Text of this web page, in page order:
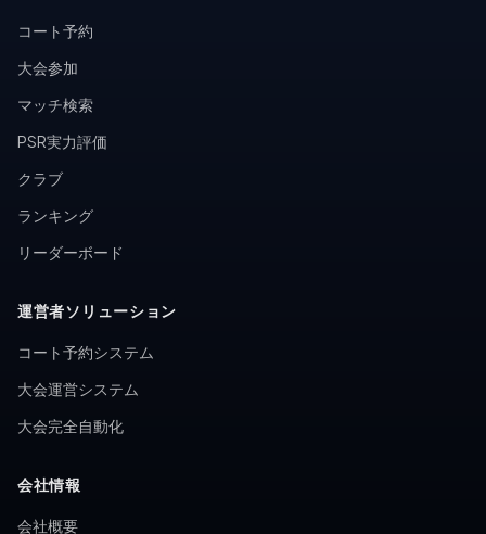
コート予約
大会参加
マッチ検索
PSR実力評価
クラブ
ランキング
リーダーボード
運営者ソリューション
コート予約システム
大会運営システム
大会完全自動化
会社情報
会社概要